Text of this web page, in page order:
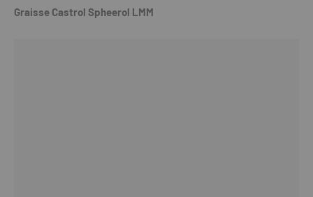
Graisse Castrol Spheerol LMM